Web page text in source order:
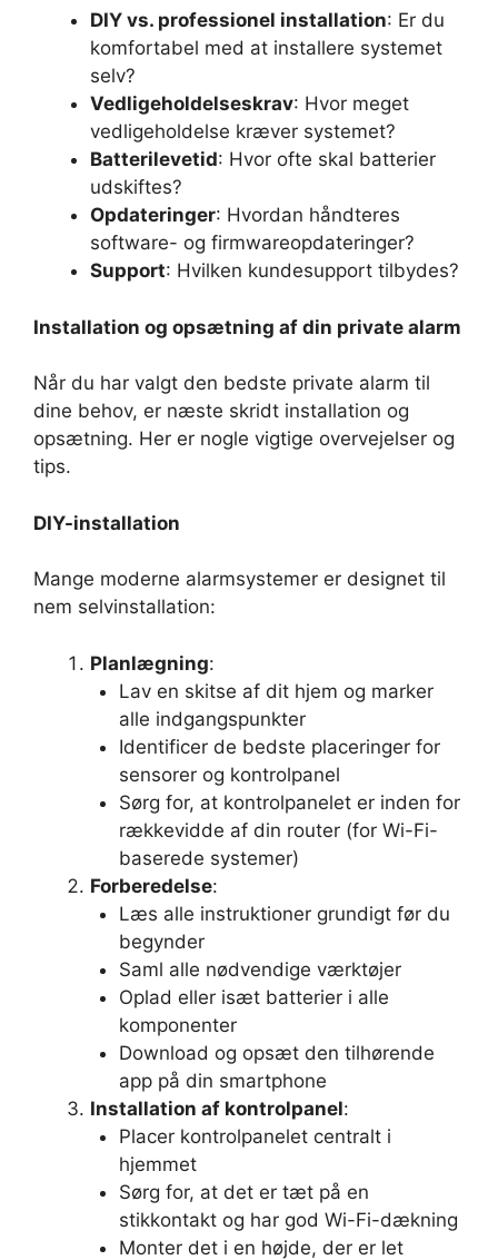
DIY vs. professionel installation: Er du
komfortabel med at installere systemet
selv?
Vedligeholdelseskrav: Hvor meget
vedligeholdelse kræver systemet?
Batterilevetid: Hvor ofte skal batterier
udskiftes?
Opdateringer: Hvordan håndteres
software- og firmwareopdateringer?
Support: Hvilken kundesupport tilbydes?
Installation og opsætning af din private alarm
Når du har valgt den bedste private alarm til
dine behov, er næste skridt installation og
opsætning. Her er nogle vigtige overvejelser og
tips.
DIY-installation
Mange moderne alarmsystemer er designet til
nem selvinstallation:
Planlægning:
Lav en skitse af dit hjem og marker
alle indgangspunkter
Identificer de bedste placeringer for
sensorer og kontrolpanel
Sørg for, at kontrolpanelet er inden for
rækkevidde af din router (for Wi-Fi-
baserede systemer)
Forberedelse:
Læs alle instruktioner grundigt før du
begynder
Saml alle nødvendige værktøjer
Oplad eller isæt batterier i alle
komponenter
Download og opsæt den tilhørende
app på din smartphone
Installation af kontrolpanel:
Placer kontrolpanelet centralt i
hjemmet
Sørg for, at det er tæt på en
stikkontakt og har god Wi-Fi-dækning
Monter det i en højde, der er let